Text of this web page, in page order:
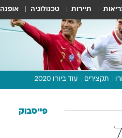
תיירות טכנולוגיה אופנה
תקצירים עוד ביורו 2020
תכנית היורו פייסבוק